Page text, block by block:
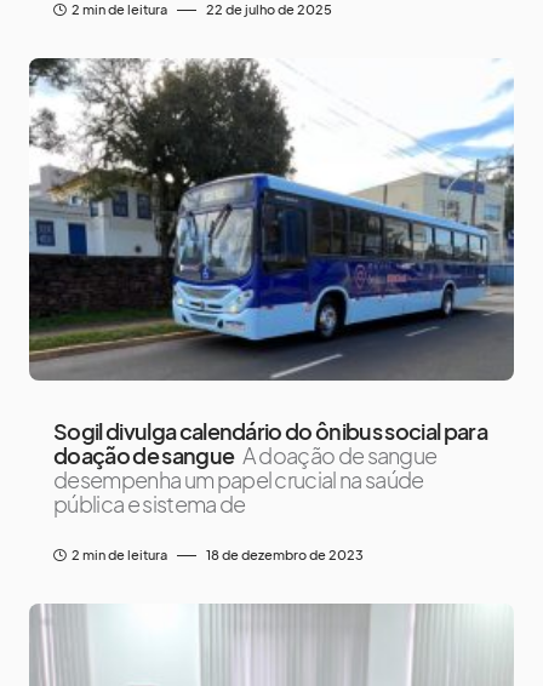
2 min de leitura 22 de julho de 2025
Sogil divulga calendário do ônibus social para
doação de sangue A doação de sangue
desempenha um papel crucial na saúde
pública e sistema de
2 min de leitura 18 de dezembro de 2023